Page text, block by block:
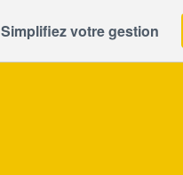
Simplifiez votre gestion